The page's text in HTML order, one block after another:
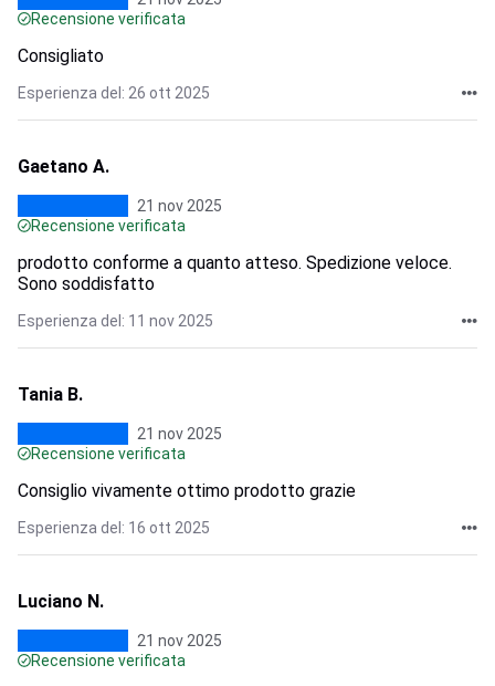
Recensione verificata
Consigliato
Esperienza del: 26 ott 2025
Gaetano A.
21 nov 2025
Recensione verificata
prodotto conforme a quanto atteso. Spedizione veloce.
Sono soddisfatto
Esperienza del: 11 nov 2025
Tania B.
21 nov 2025
Recensione verificata
Consiglio vivamente ottimo prodotto grazie
Esperienza del: 16 ott 2025
Luciano N.
21 nov 2025
Recensione verificata